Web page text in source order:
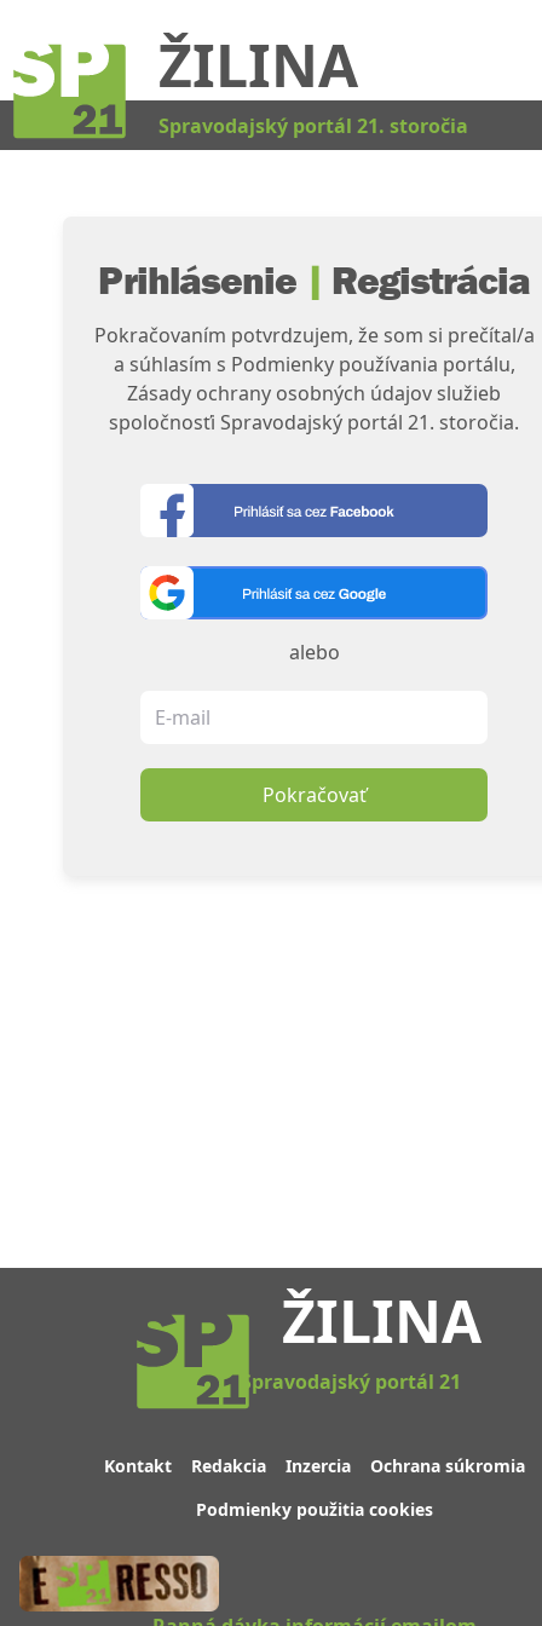
ŽILINA
Spravodajský portál 21. storočia
Prihlásenie | Registrácia
Pokračovaním potvrdzujem, že som si prečítal/a
a súhlasím s Podmienky používania portálu,
Zásady ochrany osobných údajov služieb
spoločnosťi Spravodajský portál 21. storočia.
alebo
Pokračovať
ŽILINA
Spravodajský portál 21
Kontakt Redakcia Inzercia
Ochrana súkromia
Podmienky použitia cookies